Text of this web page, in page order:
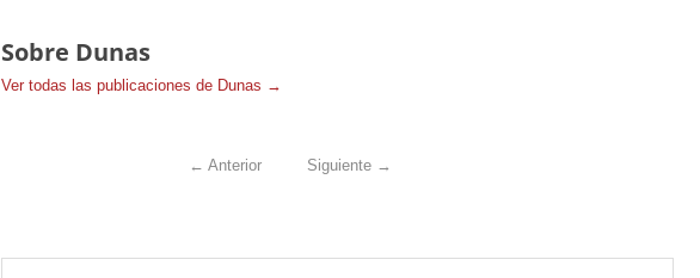
Sobre Dunas
Ver todas las publicaciones de Dunas →
← Anterior Siguiente →